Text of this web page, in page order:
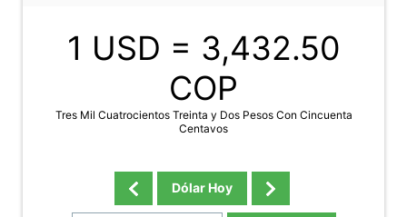
1 USD = 3,432.50
COP
Tres Mil Cuatrocientos Treinta y Dos Pesos Con Cincuenta
Centavos
Dólar Hoy